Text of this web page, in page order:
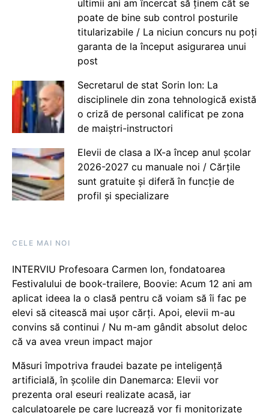
ultimii ani am încercat să ținem cât se
poate de bine sub control posturile
titularizabile / La niciun concurs nu poți
garanta de la început asigurarea unui
post
Secretarul de stat Sorin Ion: La
disciplinele din zona tehnologică există
o criză de personal calificat pe zona
de maiștri-instructori
Elevii de clasa a IX-a încep anul școlar
2026-2027 cu manuale noi / Cărțile
sunt gratuite și diferă în funcție de
profil și specializare
CELE MAI NOI
INTERVIU Profesoara Carmen Ion, fondatoarea
Festivalului de book-trailere, Boovie: Acum 12 ani am
aplicat ideea la o clasă pentru că voiam să îi fac pe
elevi să citească mai ușor cărți. Apoi, elevii m-au
convins să continui / Nu m-am gândit absolut deloc
că va avea vreun impact major
Măsuri împotriva fraudei bazate pe inteligență
artificială, în școlile din Danemarca: Elevii vor
prezenta oral eseuri realizate acasă, iar
calculatoarele pe care lucrează vor fi monitorizate